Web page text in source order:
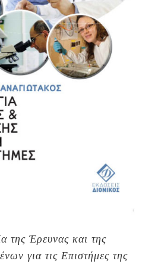
της Έρευνας και της
για τις Επιστήμες της